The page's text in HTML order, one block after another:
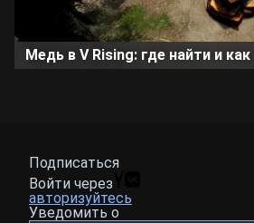
Медь в V Rising: где найти и
Подписаться
Войти через
авторизуйтесь
Уведомить о